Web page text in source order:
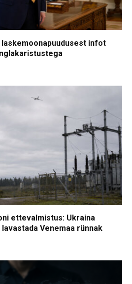
laskemoonapuudusest infot
ettevalmistus: Ukraina
Venemaa rünnak